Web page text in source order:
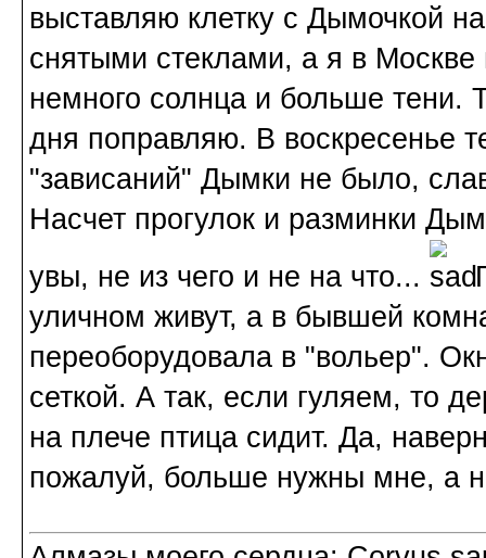
выставляю клетку с Дымочкой
снятыми стеклами, а я в
немного солнца и больше тени.
дня поправляю. В воскресенье
"зависаний" Дымки не было,
Насчет прогулок и разминки
увы, не из чего и не на что...
уличном живут, а в бывшей
переоборудовала в "вольер".
сеткой. А так, если гуляем, то
на плече птица сидит. Да,
пожалуй, больше нужны мне, а